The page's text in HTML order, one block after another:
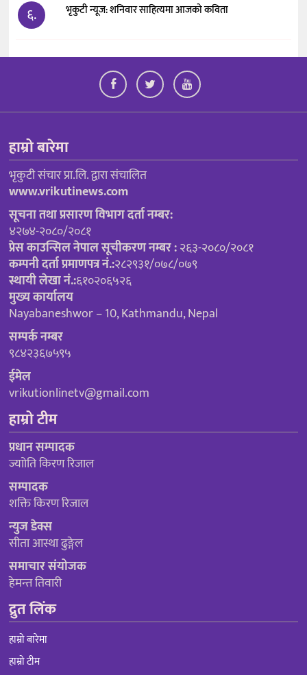
६. भृकुटी न्यूज: शनिवार साहित्यमा आजको कविता
हाम्रो बारेमा
भृकुटी संचार प्रा.लि. द्वारा संचालित
www.vrikutinews.com
सूचना तथा प्रसारण विभाग दर्ता नम्बर:
४२७४-२०८०/२०८१
प्रेस काउन्सिल नेपाल सूचीकरण नम्बर :२६३-२०८०/२०८१
कम्पनी दर्ता प्रमाणपत्र नं.:२८२९३१/०७८/०७९
स्थायी लेखा नं.:६१०२०६५२६
मुख्य कार्यालय
Nayabaneshwor – 10, Kathmandu, Nepal
सम्पर्क नम्बर
९८४२३६७५९५
ईमेल
vrikutionlinetv@gmail.com
हाम्रो टीम
प्रधान सम्पादक
ज्याोति किरण रिजाल
सम्पादक
शक्ति किरण रिजाल
न्युज डेक्स
सीता आस्था ढुङ्गेल
समाचार संयोजक
हेमन्त तिवारी
द्रुत लिंक
हाम्रो बारेमा
हाम्रो टीम